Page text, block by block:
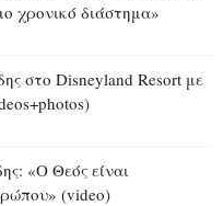
χρονικό διάστημα»
στο Disneyland Resort με
«Ο Θεός είναι
(video)